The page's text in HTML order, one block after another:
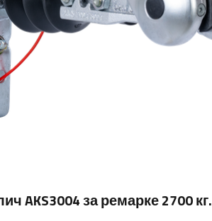
AKS3004 за ремарке 2700 кг.